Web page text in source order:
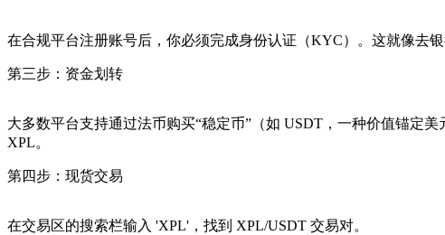
在合规平台注册账号后，你必须完成身份认证（KYC）。这就像去
第三步：资金划转
大多数平台支持通过法币购买“稳定币”（如 USDT，一种价值锚定
XPL。
第四步：现货交易
在交易区的搜索栏输入 'XPL'，找到 XPL/USDT 交易对。